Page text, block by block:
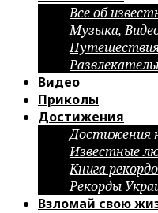
Все об
Музыка,
Видео
Приколы
Достижения
Достижения
Известные
Книга
Рекорды
Взломай свою